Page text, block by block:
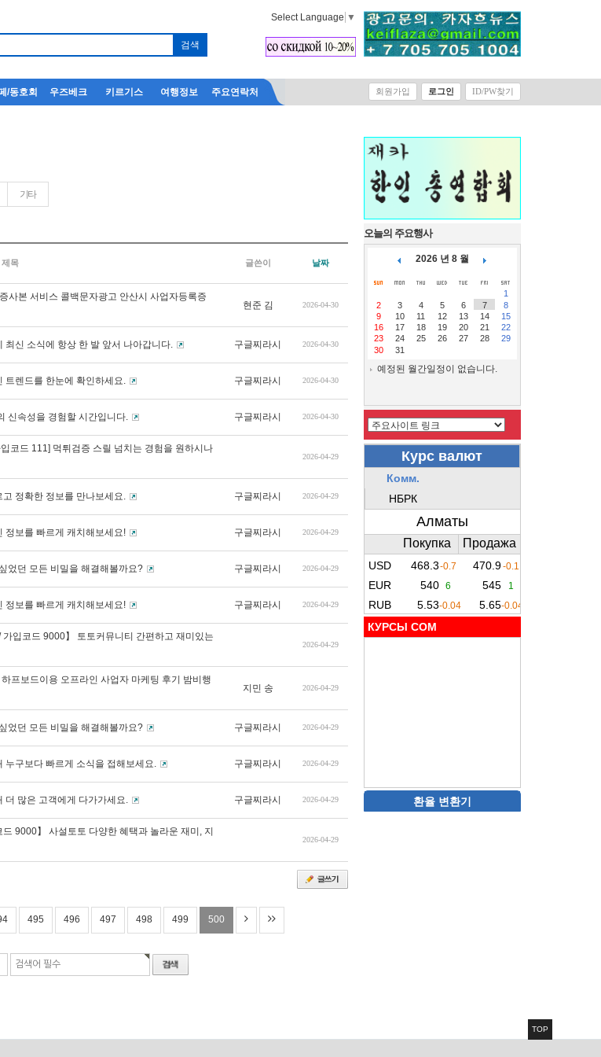
Select Language ▼
/동호회 우즈베크 키르기스 여행정보 주요연락처 회원가입 로그인 ID/PW찾기
기타
제목 글쓴이 날짜
사본 서비스 콜백문자광고 안산시 사업자등록증
현준 김 2026-04-30
최신 소식에 항상 한 발 앞서 나아갑니다. 구글찌라시 2026-04-30
트렌드를 한눈에 확인하세요. 구글찌라시 2026-04-30
신속성을 경험할 시간입니다. 구글찌라시 2026-04-30
코드 111] 먹튀검증 스릴 넘치는 경험을 원하시나
2026-04-29
정확한 정보를 만나보세요. 구글찌라시 2026-04-29
정보를 빠르게 캐치해보세요! 구글찌라시 2026-04-29
었던 모든 비밀을 해결해볼까요? 구글찌라시 2026-04-29
정보를 빠르게 캐치해보세요! 구글찌라시 2026-04-29
입코드 9000】 토토커뮤니티 간편하고 재미있는
2026-04-29
프보드이용 오프라인 사업자 마케팅 후기 밤비행
지민 송 2026-04-29
었던 모든 비밀을 해결해볼까요? 구글찌라시 2026-04-29
누구보다 빠르게 소식을 접해보세요. 구글찌라시 2026-04-29
더 많은 고객에게 다가가세요. 구글찌라시 2026-04-29
9000】 사설토토 다양한 혜택과 놀라운 재미, 지
2026-04-29
495 496 497 498 499 500
오늘의 주요행사
2026 년 8 월
1
2
3 4 5 6 7
8
9
10 11 12 13 14
15
16
17 18 19 20 21
22
23
24 25 26 27 28
29
30
31
예정된 월간일정이 없습니다.
КУРСЫ COM
환율 변환기
TOP